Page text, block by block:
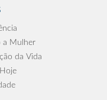
a Mulher
da Vida